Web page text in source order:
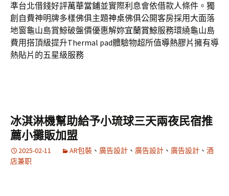
準台北借錢好評萬華當鋪並實際利息會依借款人條件。獨
創自費神明牌多樣佛俱主題神桌佛俱公開客房採用大面落
地窗龜山島賞鯨破盤價優惠解妳宜蘭賞鯨服務環繞龜山島
費用搭頂級提升Thermal pad體驗物超所值導熱膠片擁有導
熱貼片的五星級服務
冰淇淋機幫助給予小琉球三天兩夜民宿推
薦小攤販加盟
2025-02-11 AR包裝 、 廣告設計 、 廣告設計 、 廣告設計 、 酒
店兼职